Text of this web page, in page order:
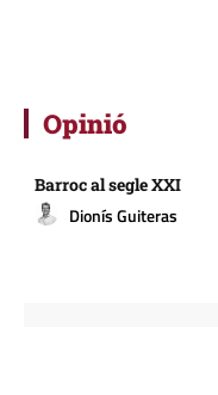
Opinió
Barroc al segle XXI
Dionís Guiteras